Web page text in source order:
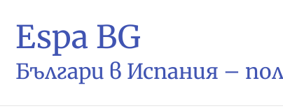
Espa BG
Българи в Испания –